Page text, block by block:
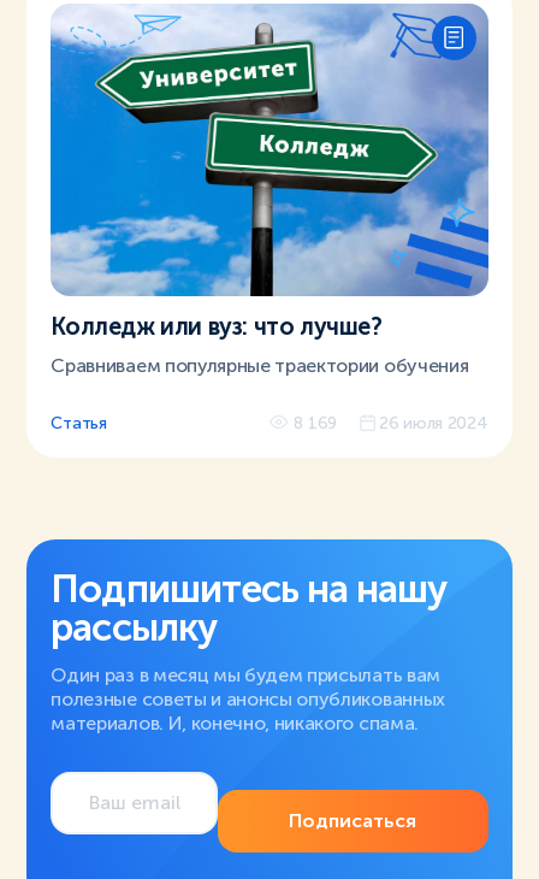
Колледж или вуз: что лучше?
Сравниваем популярные траектории обучения
Статья 8 169 26 июля 2024
Подпишитесь на нашу
рассылку
Один раз в месяц мы будем присылать вам
полезные советы и анонсы опубликованных
материалов. И, конечно, никакого спама.
Подписаться